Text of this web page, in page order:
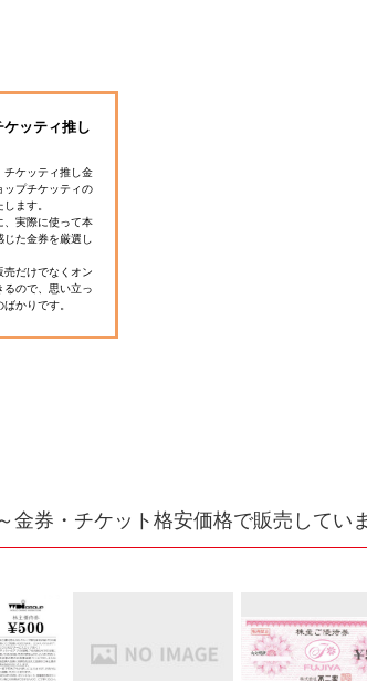
ッティ推し
チケッティ推し金
ップチケッティの
ます。
、実際に使って本
じた金券を厳選し
売だけでなくオン
るので、思い立っ
かりです。
金券・チケット格安価格で販売してい